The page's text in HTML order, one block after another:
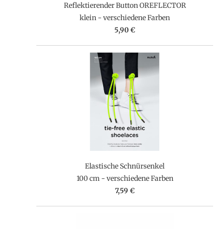
Reflektierender Button OREFLECTOR
klein - verschiedene Farben
5,90 €
Elastische Schnürsenkel
100 cm - verschiedene Farben
7,59 €